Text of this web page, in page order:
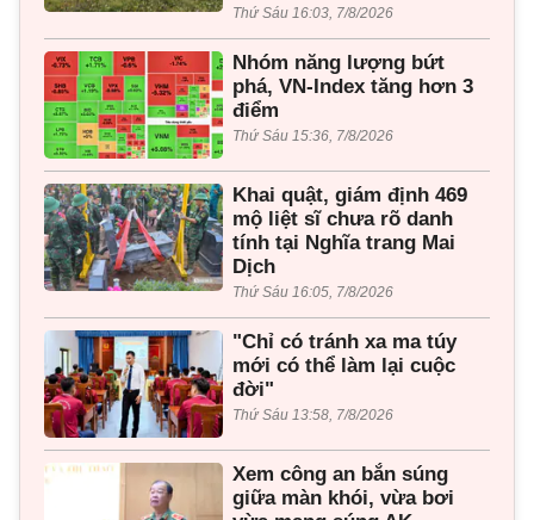
Thứ Sáu 16:03, 7/8/2026
Nhóm năng lượng bứt
phá, VN-Index tăng hơn 3
điểm
Thứ Sáu 15:36, 7/8/2026
Khai quật, giám định 469
mộ liệt sĩ chưa rõ danh
tính tại Nghĩa trang Mai
Dịch
Thứ Sáu 16:05, 7/8/2026
"Chỉ có tránh xa ma túy
mới có thể làm lại cuộc
đời"
Thứ Sáu 13:58, 7/8/2026
Xem công an bắn súng
giữa màn khói, vừa bơi